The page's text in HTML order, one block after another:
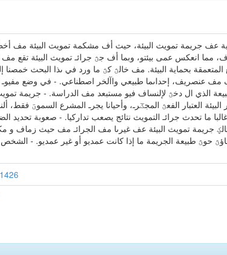
عف جريمة تمويث البيئة، حيث أف مشكمة تمويث البيئة مف
مما انعكس عمى بيئتو، وبما أف جؿ جرائـ تمويث البيئة تقع
بحماية البيئة. مف خالؿ كؿ ما ورد في ىذا البحث خمصنا
مف عنصريف، إحداىما طبيعي واآلخر اصطناعي. - في وضع
الذي ال دخؿ لإلنساف فيو مستبعد مف الدراسة. - جريمة
العتبار الفعؿ المجػرـ، وأحيانا يجرـ المشرع السموؾ
ما تحدث جرائـ التمويث نتائج يصعب تداركيا. - صعوبة تحديد
أدى إلى النتيجة لذلؾ أخد المشرع بتجريـ النتائج الخطرة.166 - اختالؼ جريمة تمويث البيئة عف
حوؿ طبيعة الجريمة ما إذا كانت عمديو أو غير عمديو. -